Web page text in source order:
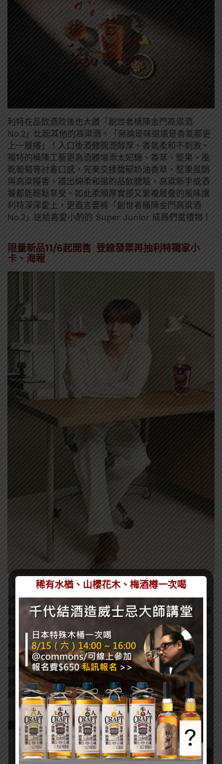
利特在品飲酒款後也大讚「創世者桶陳金門高粱酒
No.2」比起其他的高粱酒，「無論是味道還是香氣都更
上一層樓」！入口後酒體圓潤醇厚，香氣柔和不刺激。
獨特的桶陳工藝更為酒體增添太妃糖、香草、堅果、風
乾葡萄等討喜口感，完美交揉馥郁奶油香草、堅果風韻
與高粱糧香，譜出綿柔和諧的品飲體驗，高粱新手或酒
饕都能輕鬆享受。如此柔順厚實卻又繁複層疊的風味讓
利特深深愛上，更直言要將「創世者桶陳金門高粱酒
No.2」送給喜愛小酌的 Super Junior 成員們當禮物！
限量新品11/6起開售 登錄發票再抽利特獨家小
卡、海報
「創世者桶陳金門高粱酒 No.2」11 月 6 日起於全台各
地區酒類專賣店陸續開賣；全家便利商店、7-ELEVEN
於 11:00 開放預購，建議售價 2,580 元（實際價格、庫
存及販售方式依各通路為準）。為紀念利特與 58 金高
首度攜手合作，凡於 11月 27 日15 點 59 分前，至全家
便利商店、7-ELEVEN 購買「創世者桶陳金門高粱酒
No.2」，並於黑松官網登錄發票，即有機會抽中限量利
特小卡、海報。「創世者桶陳金門高粱酒 No.2」風味別
具深度和陳年潛力，不論是烈酒初心者或是酒饕行家，
絕對都值得入手收藏！詳細活動資訊請見
創世者桶陳金門高粱酒 No.2
稀有水楢、山櫻花木、梅酒樽一次喝